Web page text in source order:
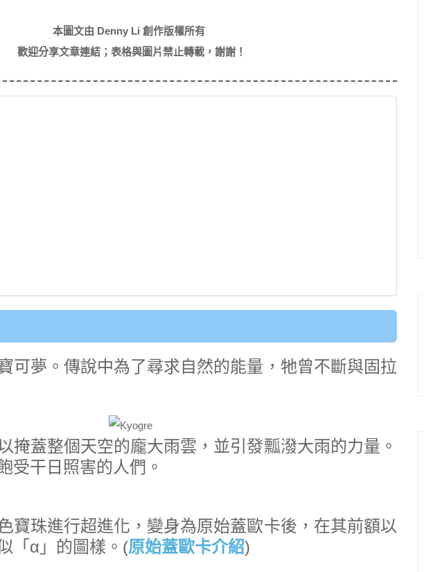
本圖文由 Denny Li 創作版權所有
歡迎分享文章連結；表格與圖片禁止轉載，謝謝！
可夢。傳說中為了尋求自然的能量，牠曾不斷與固拉
掩蓋整個天空的龐大雨雲，並引發瓢潑大雨的力量。
受干日照害的人們。
寶珠進行超進化，變身為原始蓋歐卡後，在其前額以
「α」的圖樣。(原始蓋歐卡介紹)